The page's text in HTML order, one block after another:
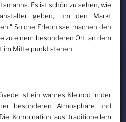
Es ist schön zu sehen, wie
geben, um den Markt
Solche Erlebnisse machen den
zu einem besonderen Ort, an dem
im Mittelpunkt stehen.
ist ein wahres Kleinod in der
besonderen Atmosphäre und
Kombination aus traditionellem